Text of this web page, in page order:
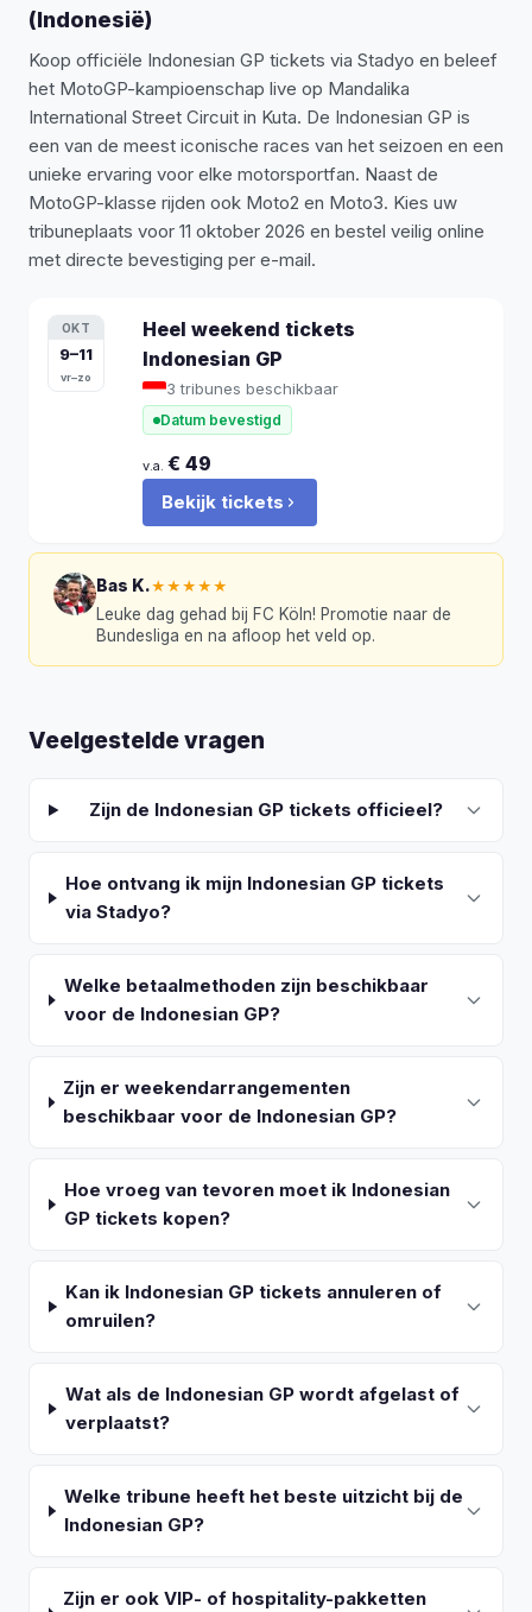
(Indonesië)
Koop officiële Indonesian GP tickets via Stadyo en beleef
het MotoGP-kampioenschap live op Mandalika
International Street Circuit in Kuta. De Indonesian GP is
een van de meest iconische races van het seizoen en een
unieke ervaring voor elke motorsportfan. Naast de
MotoGP-klasse rijden ook Moto2 en Moto3. Kies uw
tribuneplaats voor 11 oktober 2026 en bestel veilig online
met directe bevestiging per e-mail.
OKT
9–11
vr–zo
Heel weekend tickets
Indonesian GP
3 tribunes beschikbaar
Datum bevestigd
v.a. € 49
Bekijk tickets
Bas K.★★★★★
Leuke dag gehad bij FC Köln! Promotie naar de
Bundesliga en na afloop het veld op.
Veelgestelde vragen
Zijn de Indonesian GP tickets officieel?
Hoe ontvang ik mijn Indonesian GP tickets
via Stadyo?
Welke betaalmethoden zijn beschikbaar
voor de Indonesian GP?
Zijn er weekendarrangementen
beschikbaar voor de Indonesian GP?
Hoe vroeg van tevoren moet ik Indonesian
GP tickets kopen?
Kan ik Indonesian GP tickets annuleren of
omruilen?
Wat als de Indonesian GP wordt afgelast of
verplaatst?
Welke tribune heeft het beste uitzicht bij de
Indonesian GP?
Zijn er ook VIP- of hospitality-pakketten